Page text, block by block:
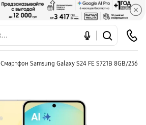
Смартфон Samsung Galaxy S24 FE S721B 8GB/